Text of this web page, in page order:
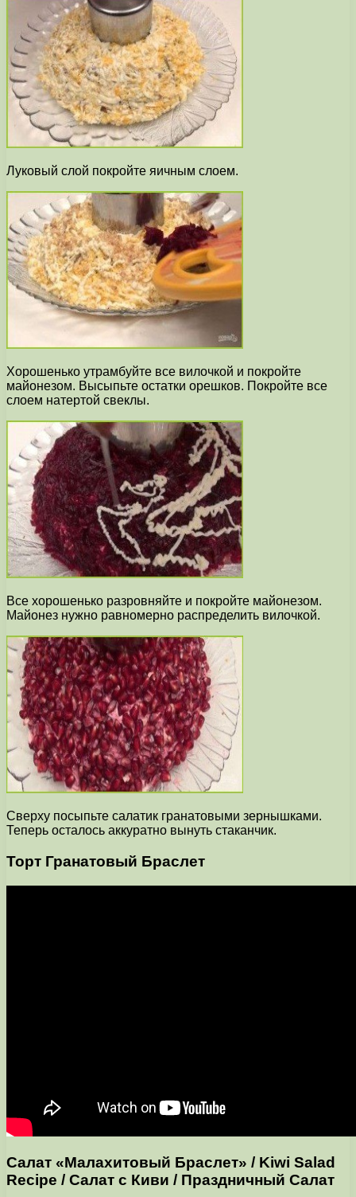
Луковый слой покройте яичным слоем.
Хорошенько утрамбуйте все вилочкой и покройте
майонезом. Высыпьте остатки орешков. Покройте все
слоем натертой свеклы.
Все хорошенько разровняйте и покройте майонезом.
Майонез нужно равномерно распределить вилочкой.
Сверху посыпьте салатик гранатовыми зернышками.
Теперь осталось аккуратно вынуть стаканчик.
Торт Гранатовый Браслет
Салат «Малахитовый Браслет» / Kiwi Salad
Recipe / Салат с Киви / Праздничный Салат